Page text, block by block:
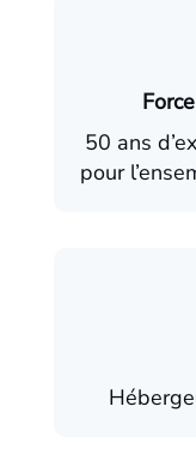
50 ans
pour